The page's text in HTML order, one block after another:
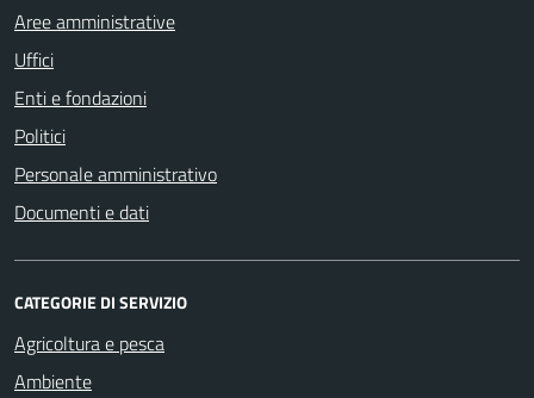
Aree amministrative
Uffici
Enti e fondazioni
Politici
Personale amministrativo
Documenti e dati
CATEGORIE DI SERVIZIO
Agricoltura e pesca
Ambiente